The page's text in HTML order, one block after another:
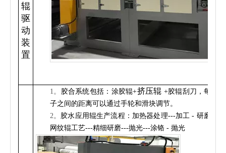
辊
驱
动
装
置
1。 胶合系统包括：涂胶辊+挤压辊 +胶辊刮刀，每个辊
子之间的距离可以通过手轮和滑块调节。
2。 胶水应用辊生产流程：加热器处理---加工 - 研磨机---
网纹辊工艺---精细研磨---抛光---涂铬 - 抛光